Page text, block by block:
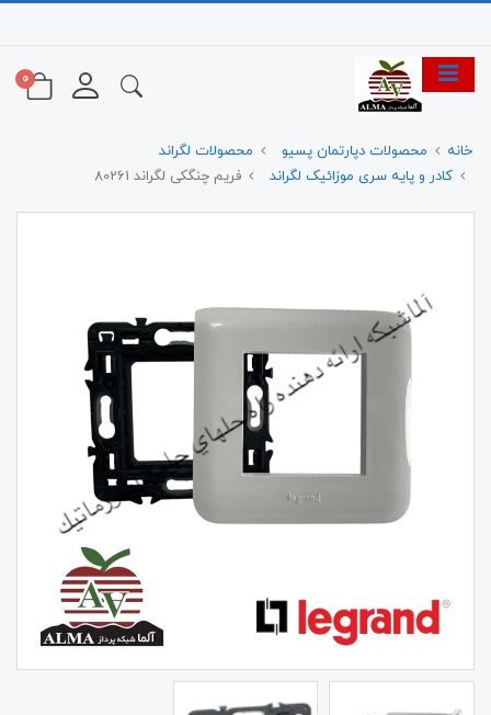
0
خانه محصولات دپارتمان پسیو
محصولات لگراند
کادر و پایه سری موزائیک لگراند
فریم چنگکی لگراند 80261